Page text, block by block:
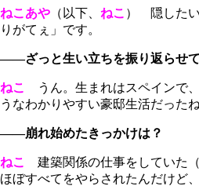
ねこあや （以下、 ねこ ） 隠したい
りがてぇ」です。
――ざっと生い立ちを振り返らせて
ねこ
うん。生まれはスペインで
うなわかりやすい豪邸生活だった
――崩れ始めたきっかけは？
ねこ
建築関係の仕事をしていた
ほぼすべてをやらされたんだけど